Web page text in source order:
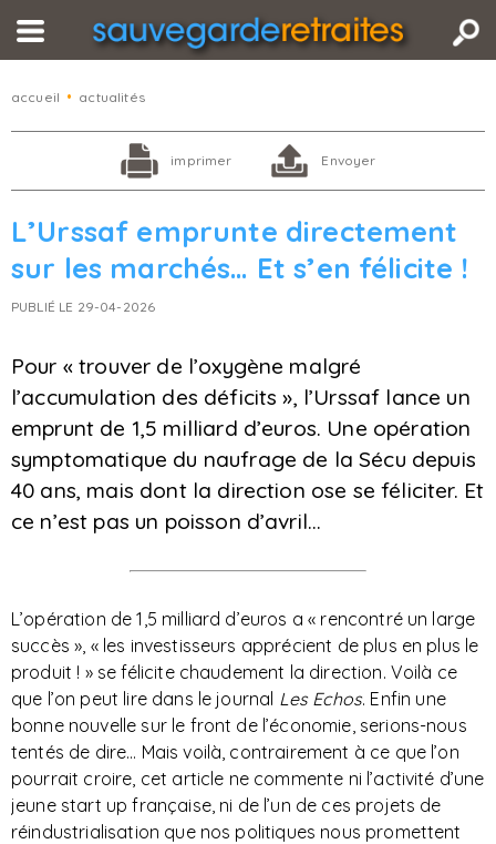
accueil • actualités
imprimer Envoyer
L’Urssaf emprunte directement
sur les marchés… Et s’en félicite !
PUBLIÉ LE 29-04-2026
Pour « trouver de l’oxygène malgré
l’accumulation des déficits », l’Urssaf lance un
emprunt de 1,5 milliard d’euros. Une opération
symptomatique du naufrage de la Sécu depuis
40 ans, mais dont la direction ose se féliciter. Et
ce n’est pas un poisson d’avril…
L’opération de 1,5 milliard d’euros a « rencontré un large
succès », « les investisseurs apprécient de plus en plus le
produit ! » se félicite chaudement la direction. Voilà ce
que l’on peut lire dans le journal Les Echos. Enfin une
bonne nouvelle sur le front de l’économie, serions-nous
tentés de dire… Mais voilà, contrairement à ce que l’on
pourrait croire, cet article ne commente ni l’activité d’une
jeune start up française, ni de l’un de ces projets de
réindustrialisation que nos politiques nous promettent